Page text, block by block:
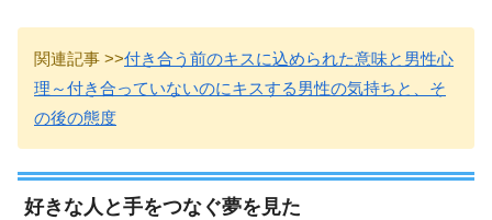
関連記事 >>付き合う前のキスに込められた意味と男性心
理～付き合っていないのにキスする男性の気持ちと、そ
の後の態度
好きな人と手をつなぐ夢を見た